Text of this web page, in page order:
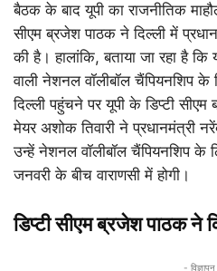
बैठक के बाद यूपी का राजनीतिक
सीएम ब्रजेश पाठक ने दिल्ली में
की है। हालांकि, बताया जा रहा है कि
वाली नेशनल वॉलीबॉल चैंपियनशिप के
दिल्ली पहुंचने पर यूपी के डिप्टी
मेयर अशोक तिवारी ने प्रधानमंत्री
उन्हें नेशनल वॉलीबॉल चैंपियनशिप के
जनवरी के बीच वाराणसी में होगी।
डिप्टी सीएम ब्रजेश पाठक ने
-